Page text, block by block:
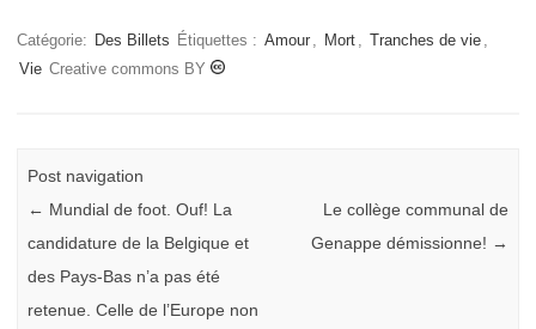
Catégorie: Des Billets Étiquettes : Amour , Mort , Tranches de vie ,
Vie Creative commons BY
Post navigation
← Mundial de foot. Ouf! La
candidature de la Belgique et
des Pays-Bas n’a pas été
retenue. Celle de l’Europe non
Le collège communal de
Genappe démissionne! →